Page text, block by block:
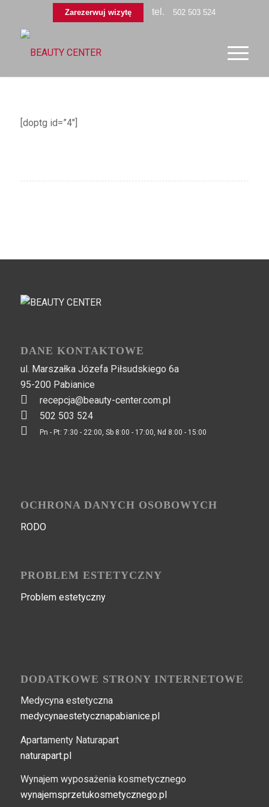
Zarezerwuj wizytę tel. 502 503 524
[doptg id=”4″]
DANE KONTAKTOWE
ul. Marszałka Józefa Piłsudskiego 6a
95-200 Pabianice
recepcja@beauty-center.com.pl
502 503 524
Pn - Pt: 7:30 - 22:00, Sb 8:00 - 17:00, Nd 8:00 - 15:00
OCHRONA DANYCH OSOBOWYCH
RODO
PROBLEM ESTETYCZNY
Problem estetyczny
DODATKOWE STRONY INTERNETOWE
Medycyna estetyczna
medycynaestetycznapabianice.pl
Apartamenty Naturapart
naturapart.pl
Wynajem wyposażenia kosmetycznego
wynajemsprzetukosmetycznego.pl